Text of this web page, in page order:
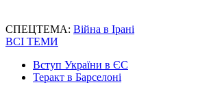
СПЕЦТЕМА: Війна в Ірані
ВСІ ТЕМИ
Вступ України в ЄС
Теракт в Барселоні